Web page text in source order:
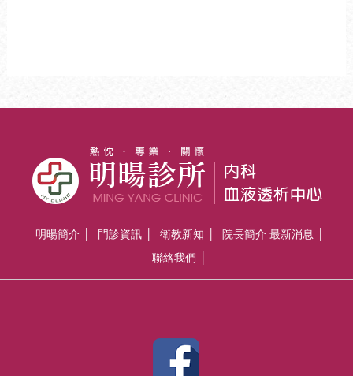
明暘簡介 門診資訊 衛教新知 院長簡介 最新消息
聯絡我們